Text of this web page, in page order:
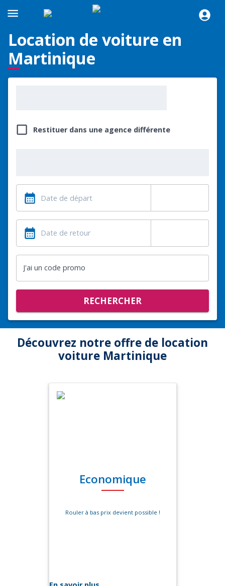
Location de voiture en
Martinique
Restituer dans une agence différente
J'ai un code promo
RECHERCHER
Découvrez notre offre de location
voiture Martinique
Economique
Rouler à bas prix devient possible !